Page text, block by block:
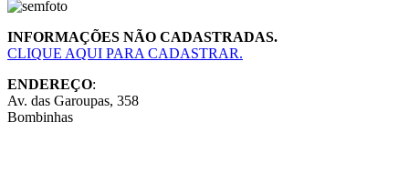
INFORMAÇÕES NÃO CADASTRADAS.
CLIQUE AQUI PARA CADASTRAR.
ENDEREÇO:
Av. das Garoupas, 358
Bombinhas